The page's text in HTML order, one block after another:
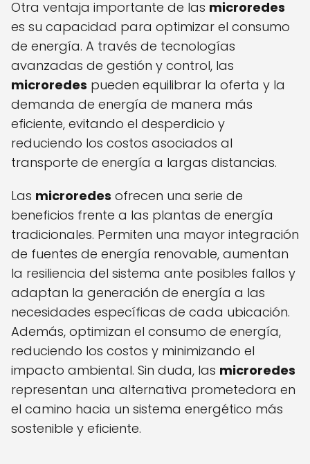
Otra ventaja importante de las microredes
es su capacidad para optimizar el consumo
de energía. A través de tecnologías
avanzadas de gestión y control, las
microredes pueden equilibrar la oferta y la
demanda de energía de manera más
eficiente, evitando el desperdicio y
reduciendo los costos asociados al
transporte de energía a largas distancias.
Las microredes ofrecen una serie de
beneficios frente a las plantas de energía
tradicionales. Permiten una mayor integración
de fuentes de energía renovable, aumentan
la resiliencia del sistema ante posibles fallos y
adaptan la generación de energía a las
necesidades específicas de cada ubicación.
Además, optimizan el consumo de energía,
reduciendo los costos y minimizando el
impacto ambiental. Sin duda, las microredes
representan una alternativa prometedora en
el camino hacia un sistema energético más
sostenible y eficiente.